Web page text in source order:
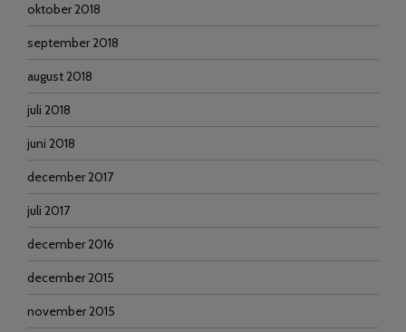
oktober 2018
september 2018
august 2018
juli 2018
juni 2018
december 2017
juli 2017
december 2016
december 2015
november 2015